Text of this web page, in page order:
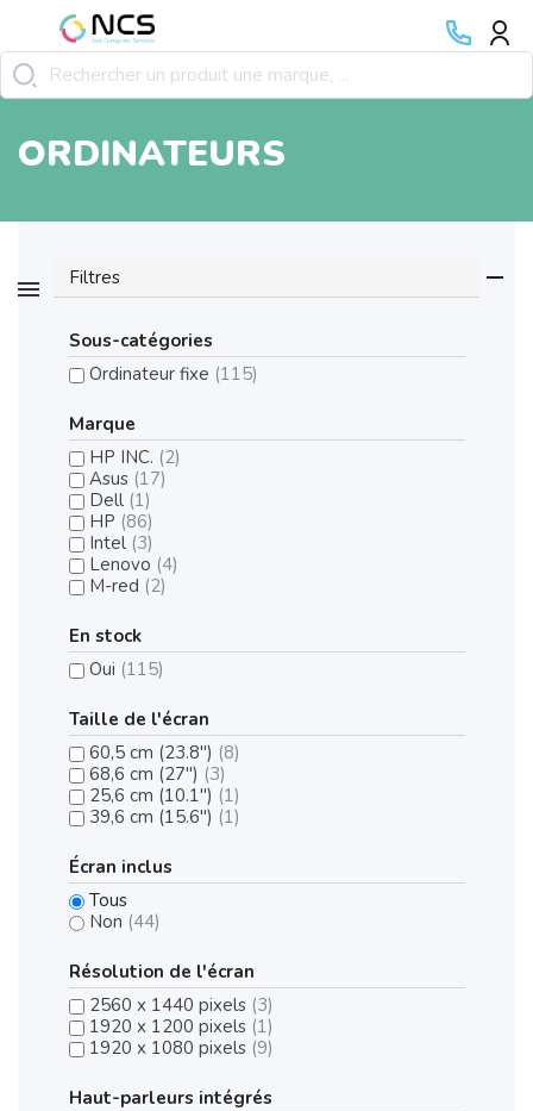
ORDINATEURS
Filtres
Sous-catégories
Ordinateur fixe (115)
Marque
HP INC. (2)
Asus (17)
Dell (1)
HP (86)
Intel (3)
Lenovo (4)
M-red (2)
En stock
Oui (115)
Taille de l'écran
60,5 cm (23.8") (8)
68,6 cm (27") (3)
25,6 cm (10.1") (1)
39,6 cm (15.6") (1)
Écran inclus
Tous
Non (44)
Résolution de l'écran
2560 x 1440 pixels (3)
1920 x 1200 pixels (1)
1920 x 1080 pixels (9)
Haut-parleurs intégrés